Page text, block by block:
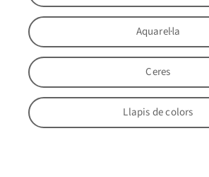
Aquarel·la
Ceres
Llapis de colors